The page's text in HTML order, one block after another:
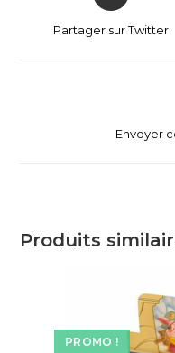
Partager sur Twitter
Envoyer
Produits
PROMO !